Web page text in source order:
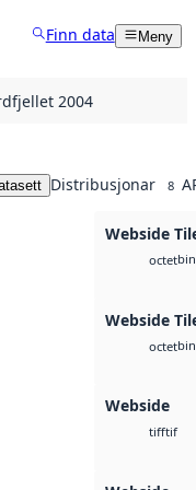
Finn data Meny
2004
Distribusjonar 8
Webside
octetbin
Webside
octetbin
Webside
tifftif